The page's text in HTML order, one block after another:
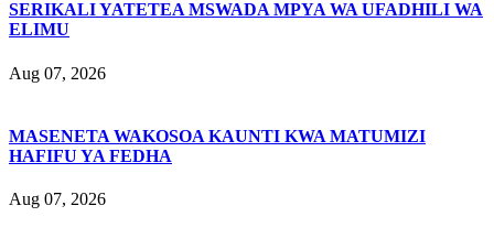
SERIKALI YATETEA MSWADA MPYA WA UFADHILI WA
ELIMU
Aug 07, 2026
MASENETA WAKOSOA KAUNTI KWA MATUMIZI
HAFIFU YA FEDHA
Aug 07, 2026